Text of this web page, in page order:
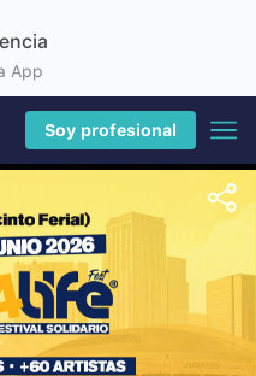
App
Soy profesional